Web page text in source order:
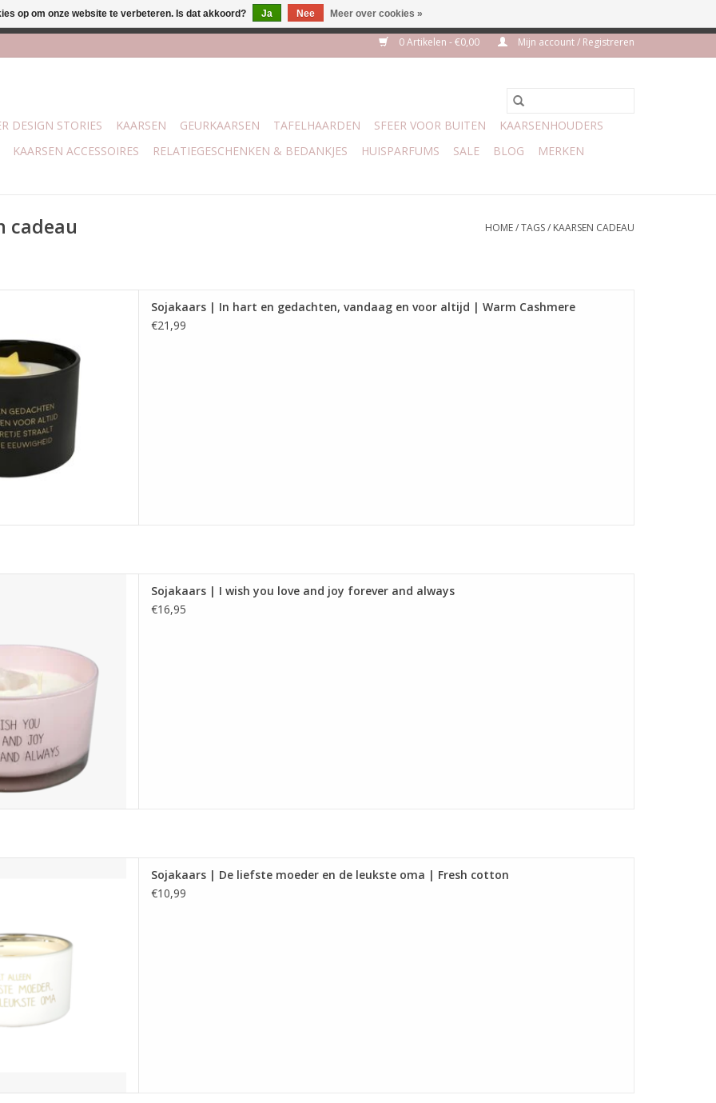
0 Artikelen - €0,00 Mijn account / Registreren
DESIGN STORIES KAARSEN GEURKAARSEN TAFELHAARDEN SFEER VOOR BUITEN
KAARSENHOUDERS
KAARSEN ACCESSOIRES RELATIEGESCHENKEN & BEDANKJES HUISPARFUMS SALE BLOG MERKEN
cadeau HOME/TAGS/ KAARSEN CADEAU
11 x 8 cm
WINKELWAGEN
Sojakaars | In hart en gedachten, vandaag en voor altijd | Warm Cashmere
€21,99
Sojakaars | I wish you love and joy forever and always
€16,95
Sojakaars | De liefste moeder en de leukste oma | Fresh cotton
€10,99
op om onze website te verbeteren. Is dat akkoord? Ja Nee Meer over cookies »
Woon & Cadeau | Belvederelaan 107 Zwolle | boven de 70 euro geen verzendkosten